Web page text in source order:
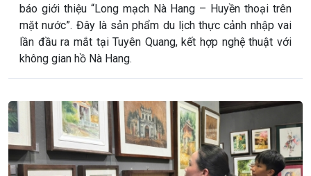
báo giới thiệu “Long mạch Nà Hang – Huyền thoại trên
mặt nước”. Đây là sản phẩm du lịch thực cảnh nhập vai
lần đầu ra mắt tại Tuyên Quang, kết hợp nghệ thuật với
không gian hồ Nà Hang.